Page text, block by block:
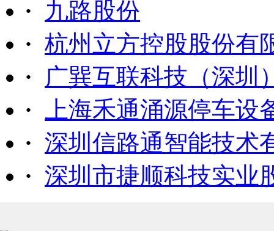
·
九路股份
· 杭州立方控股股份有
·
广巽互联科技（深圳
·
上海禾通涌源停车设
· 深圳信路通智能技术
· 深圳市捷顺科技实业